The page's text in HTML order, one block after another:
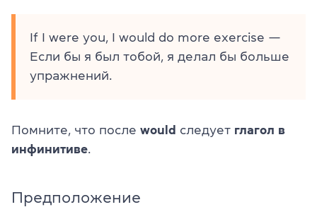
If I were you, I would do more exercise —
Если бы я был тобой, я делал бы больше
упражнений.
Помните, что после would следует глагол в
инфинитиве.
Предположение